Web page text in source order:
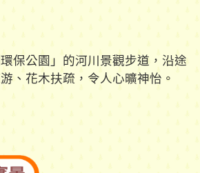
保公園」的河川景觀步道，沿途
、花木扶疏，令人心曠神怡。